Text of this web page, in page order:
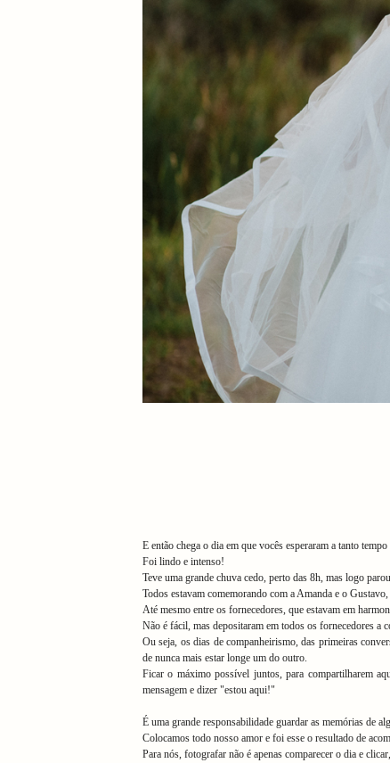
E então chega o dia em que vocês esperaram a tanto
Foi lindo e intenso!
Teve uma grande chuva cedo, perto das 8h, mas logo
Todos estavam comemorando com a Amanda e o
Até mesmo entre os fornecedores, que estavam em
Não é fácil, mas depositaram em todos os fornecedores a
Ou seja, os dias de companheirismo, das primeiras
de nunca mais estar longe um do outro.
Ficar o máximo possível juntos, para compartilharem
mensagem e dizer "estou aqui!"
É uma grande responsabilidade guardar as memórias de
Colocamos todo nosso amor e foi esse o resultado de
Para nós, fotografar não é apenas comparecer o dia e